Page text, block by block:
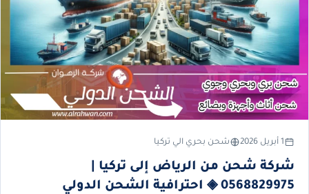
1 أبريل 2026 شحن بحري الي تركيا
شركة شحن من الرياض إلى تركيا |
0568829975 ◈ احترافية الشحن الدولي